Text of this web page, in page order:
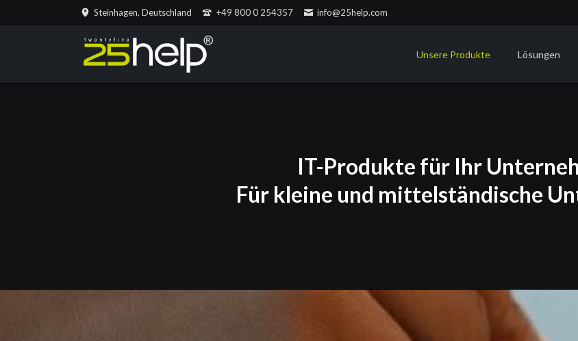
Steinhagen, Deutschland +49 800 0 254357 info@25help.com
Unsere Produkte
Microsoft 365
Watchguard
Lösungen
Security
WLAN
IT-Produkte für Ihr
Für kleine und mittelständische